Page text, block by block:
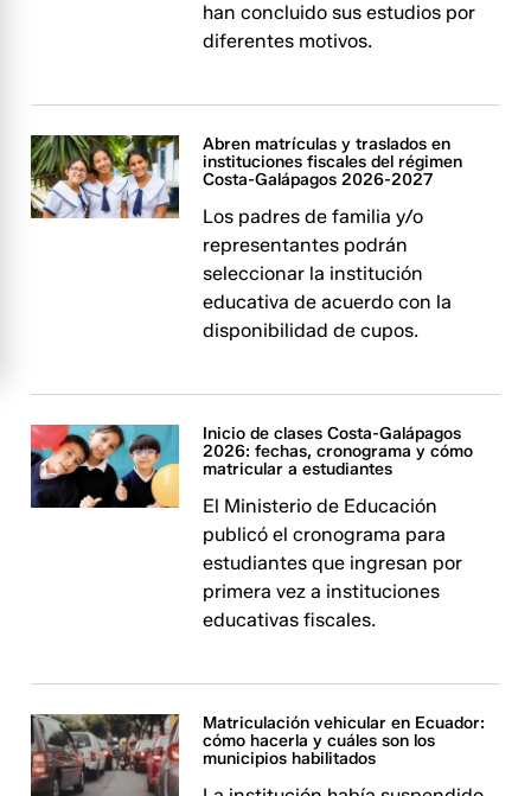
han concluido sus estudios por
diferentes motivos.
Abren matrículas y traslados en
instituciones fiscales del régimen
Costa-Galápagos 2026-2027
Los padres de familia y/o
representantes podrán
seleccionar la institución
educativa de acuerdo con la
disponibilidad de cupos.
Inicio de clases Costa-Galápagos
2026: fechas, cronograma y cómo
matricular a estudiantes
El Ministerio de Educación
publicó el cronograma para
estudiantes que ingresan por
primera vez a instituciones
educativas fiscales.
Matriculación vehicular en Ecuador:
cómo hacerla y cuáles son los
municipios habilitados